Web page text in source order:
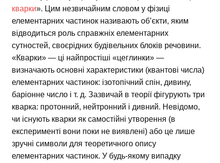
кварки». Цим незвичайним словом у фізиці
елементарних частинок називають об’єкти, яким
відводиться роль справжніх елементарних
сутностей, своєрідних будівельних блоків речовини.
«Кварки» — ці найпростіші «цеглинки» —
визначають основні характеристики (квантові числа)
елементарних частинок: ізотопічний спін, дивину,
баріонне число і т. д. Зазвичай в теорії фігурують три
кварка: протонний, нейтронний і дивний. Невідомо,
чи існують кварки як самостійні утворення (в
експерименті вони поки не виявлені) або це лише
зручні символи для теоретичного опису
елементарних частинок. У будь-якому випадку